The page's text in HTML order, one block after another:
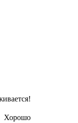
Хорошо